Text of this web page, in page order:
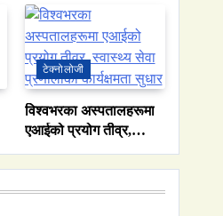
टेक्नोलोजी
विश्वभरका अस्पतालहरूमा
एआईको प्रयोग तीव्र,
कार्यक्षमता सुधार